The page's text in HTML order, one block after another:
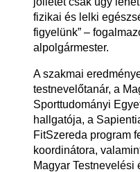
fizikai és lelki
figyelünk” –
alpolgármester.
A szakmai
testnevelőtanár, a
Sporttudományi
hallgatója, a
FitSzereda program
koordinátora,
Magyar Testnevelési